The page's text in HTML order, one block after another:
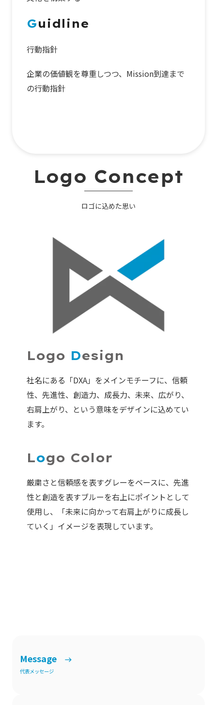
Guidline
行動指針
企業の価値観を尊重しつつ、Mission到達まで
の行動指針
Logo Concept
ロゴに込めた思い
Logo Design
社名にある「DXA」をメインモチーフに、信頼
性、先進性、創造力、成長力、未来、広がり、
右肩上がり、という意味をデザインに込めてい
ます。
Logo Color
厳粛さと信頼感を表すグレーをベースに、先進
性と創造を表すブルーを右上にポイントとして
使用し、「未来に向かって右肩上がりに成長し
ていく」イメージを表現しています。
Message
代表メッセージ